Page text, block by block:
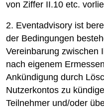
von Ziffer II.10 etc.
2. Eventadvisory ist
der Bedingungen
Vereinbarung zwischen
nach eigenem
Ankündigung durch
Nutzerkontos zu
Teilnehmer und/oder